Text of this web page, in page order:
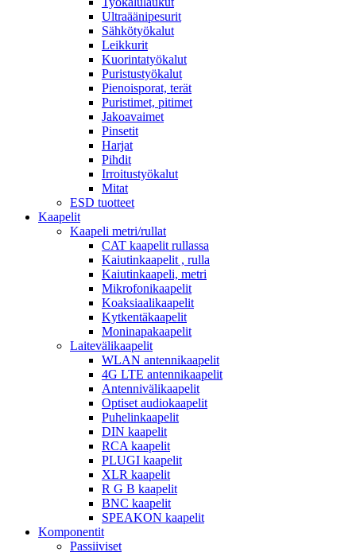
Ultraäänipesurit
Sähkötyökalut
Leikkurit
Kuorintatyökalut
Puristustyökalut
Pienoisporat, terät
Puristimet, pitimet
Jakoavaimet
Pinsetit
Harjat
Pihdit
Irroitustyökalut
Mitat
ESD tuotteet
Kaapelit
Kaapeli metri/rullat
CAT kaapelit rullassa
Kaiutinkaapelit , rulla
Kaiutinkaapeli, metri
Mikrofonikaapelit
Koaksiaalikaapelit
Kytkentäkaapelit
Moninapakaapelit
Laitevälikaapelit
WLAN antennikaapelit
4G LTE antennikaapelit
Antennivälikaapelit
Optiset audiokaapelit
Puhelinkaapelit
DIN kaapelit
RCA kaapelit
PLUGI kaapelit
XLR kaapelit
R G B kaapelit
BNC kaapelit
SPEAKON kaapelit
Komponentit
Passiiviset